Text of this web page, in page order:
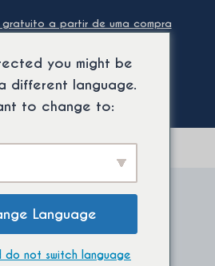
gratuito a partir de uma compra
you might be
different language.
to change to:
Language
do not switch language